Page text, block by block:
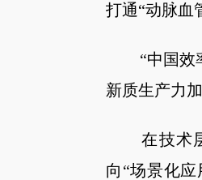
打通“动脉血
“中国效率
新质生产力
在技术层
向“场景化